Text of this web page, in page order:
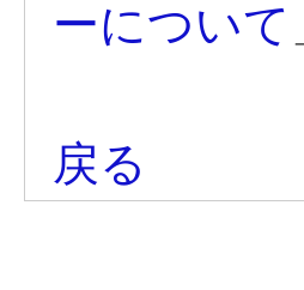
ーについて
戻る